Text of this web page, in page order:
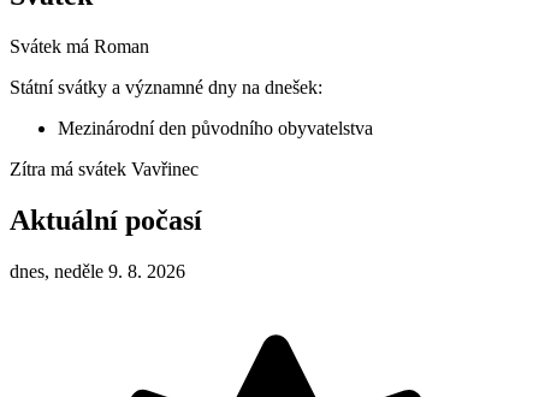
Svátek má Roman
Státní svátky a významné dny na dnešek:
Mezinárodní den původního obyvatelstva
Zítra má svátek Vavřinec
Aktuální počasí
dnes, neděle 9. 8. 2026